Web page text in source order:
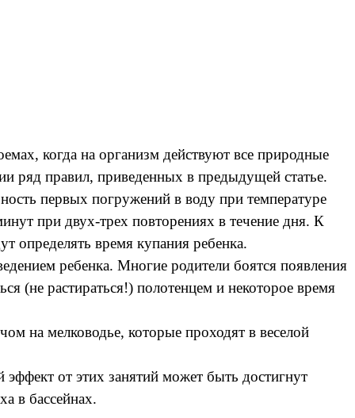
когда на организм действуют все природные
ряд правил, приведенных в предыдущей статье.
первых погружений в воду при температуре
при двух-трех повторениях в течение дня. К
определять время купания ребенка.
ребенка. Многие родители боятся появления
(не растираться!) полотенцем и некоторое время
на мелководье, которые проходят в веселой
эффект от этих занятий может быть достигнут
в бассейнах.